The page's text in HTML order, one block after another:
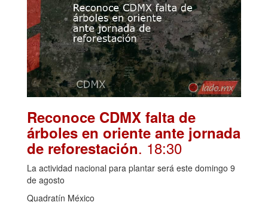
Reconoce CDMX falta de
árboles en oriente ante jornada
de reforestación. 18:30
La actividad nacional para plantar será este domingo 9
de agosto
Quadratín México